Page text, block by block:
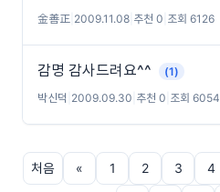
金善正 2009.11.08 추천 0 조회 6126
감명 감사드려요^^
(1)
박신덕 2009.09.30 추천 0 조회 6054
처음 « 1 2 3 4